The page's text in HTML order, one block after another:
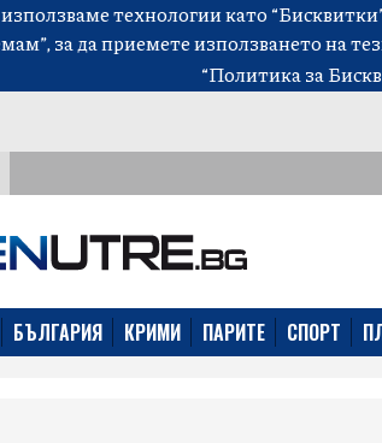
технологии като
за да приемете използването на
“Политика за
БЪЛГАРИЯ КРИМИ ПАРИТЕ СПОРТ